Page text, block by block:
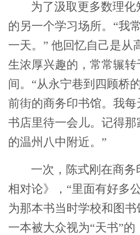
为了汲取更多数理化
的另一个学习场所。“我
一天。” 他回忆自己是从
生浓厚兴趣的，常常辗
间。“从永宁巷到四顾桥
前街的商务印书馆。我
书店里待一会儿。记得
的温州八中附近。”
一次，陈式刚在商务
相对论》，“里面有好多
为那本书当时学校和图书
一本被大众视为“天书”